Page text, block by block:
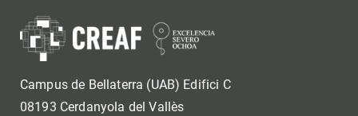
Campus de Bellaterra (UAB) Edifici C
08193 Cerdanyola del Vallès